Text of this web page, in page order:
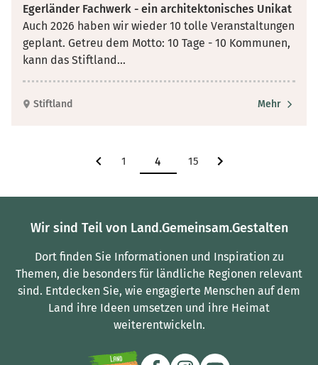
Egerländer Fachwerk - ein architektonisches Unikat
Auch 2026 haben wir wieder 10 tolle Veranstaltungen
geplant. Getreu dem Motto: 10 Tage - 10 Kommunen,
kann das Stiftland...
Stiftland Mehr
1 15
Wir sind Teil von Land.Gemeinsam.Gestalten
Dort finden Sie Informationen und Inspiration zu
Themen, die besonders für ländliche Regionen relevant
sind. Entdecken Sie, wie engagierte Menschen auf dem
Land ihre Ideen umsetzen und ihre Heimat
weiterentwickeln.